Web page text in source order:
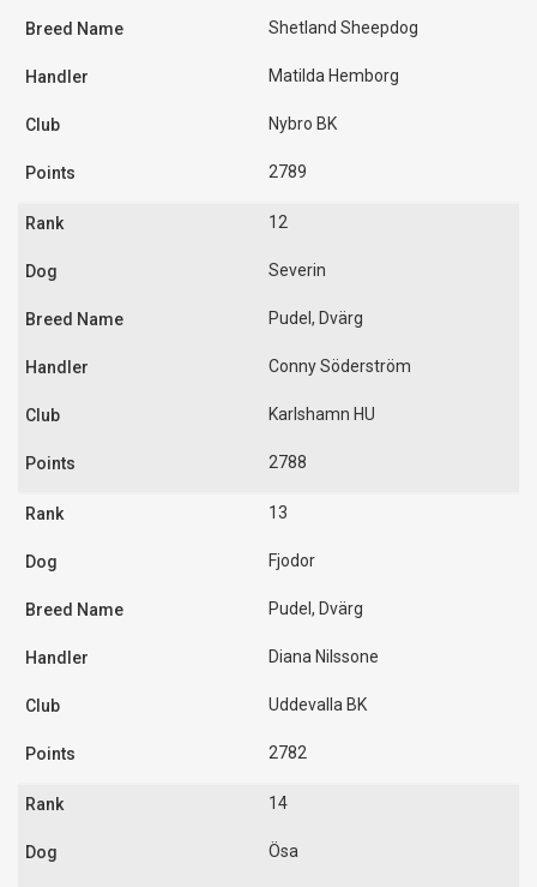
Shetland Sheepdog
Matilda Hemborg
Nybro BK
2789
12
Severin
Pudel, Dvärg
Conny Söderström
Karlshamn HU
2788
13
Fjodor
Pudel, Dvärg
Diana Nilssone
Uddevalla BK
2782
14
Ösa